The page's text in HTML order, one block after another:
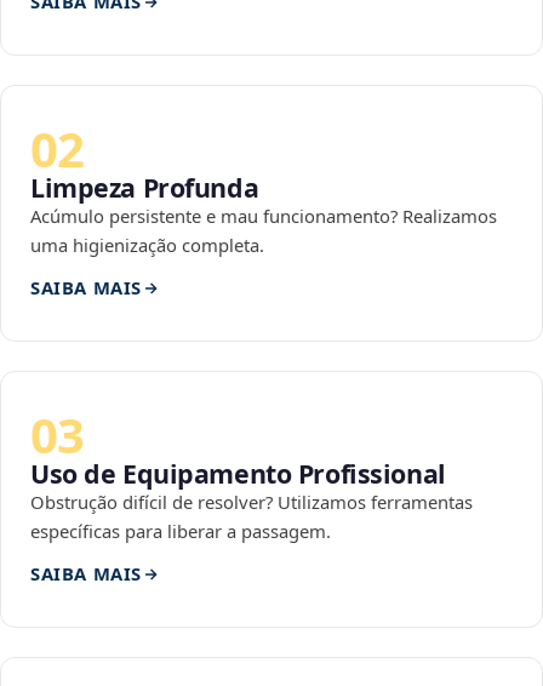
02
Limpeza Profunda
Acúmulo persistente e mau funcionamento? Realizamos
uma higienização completa.
SAIBA MAIS
03
Uso de Equipamento Profissional
Obstrução difícil de resolver? Utilizamos ferramentas
específicas para liberar a passagem.
SAIBA MAIS